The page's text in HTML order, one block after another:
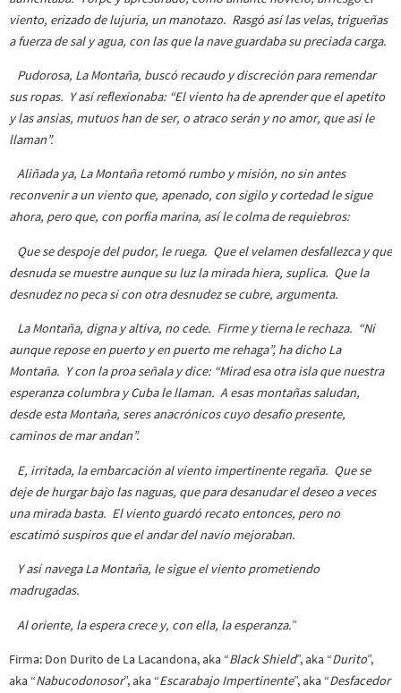
viento, erizado de lujuria, un manotazo. Rasgó así las velas, trigueñas
a fuerza de sal y agua, con las que la nave guardaba su preciada carga.
Pudorosa, La Montaña, buscó recaudo y discreción para remendar
sus ropas. Y así reflexionaba: “El viento ha de aprender que el apetito
y las ansias, mutuos han de ser, o atraco serán y no amor, que así le
llaman”.
Aliñada ya, La Montaña retomó rumbo y misión, no sin antes
reconvenir a un viento que, apenado, con sigilo y cortedad le sigue
ahora, pero que, con porfía marina, así le colma de requiebros:
Que se despoje del pudor, le ruega. Que el velamen desfallezca y que
desnuda se muestre aunque su luz la mirada hiera, suplica. Que la
desnudez no peca si con otra desnudez se cubre, argumenta.
La Montaña, digna y altiva, no cede. Firme y tierna le rechaza. “Ni
aunque repose en puerto y en puerto me rehaga”, ha dicho La
Montaña. Y con la proa señala y dice: “Mirad esa otra isla que nuestra
esperanza columbra y Cuba le llaman. A esas montañas saludan,
desde esta Montaña, seres anacrónicos cuyo desafío presente,
caminos de mar andan”.
E, irritada, la embarcación al viento impertinente regaña. Que se
deje de hurgar bajo las naguas, que para desanudar el deseo a veces
una mirada basta. El viento guardó recato entonces, pero no
escatimó suspiros que el andar del navío mejoraban.
Y así navega La Montaña, le sigue el viento prometiendo
madrugadas.
Al oriente, la espera crece y, con ella, la esperanza.”
Firma: Don Durito de La Lacandona, aka “Black Shield”, aka “Durito”,
aka “Nabucodonosor”, aka “Escarabajo Impertinente”, aka “Desfacedor